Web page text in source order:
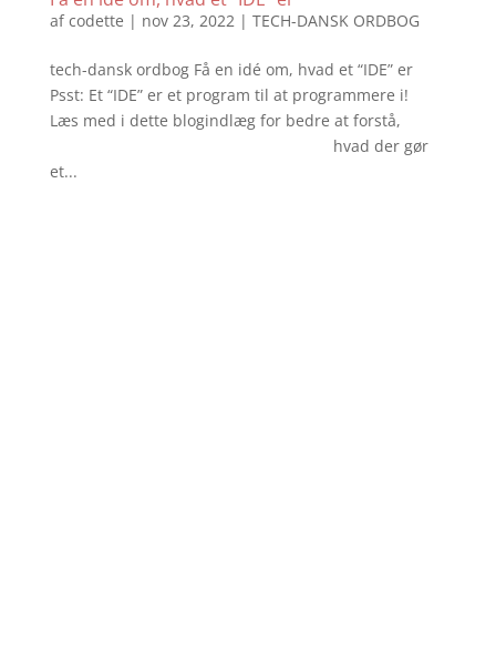
afcodette | nov 23, 2022| TECH-DANSK ORDBOG
tech-dansk ordbog Få en idé om, hvad et “IDE” er
Psst: Et “IDE” er et program til at programmere i!
Læs med i dette blogindlæg for bedre at forstå,
hvad der gør
et...